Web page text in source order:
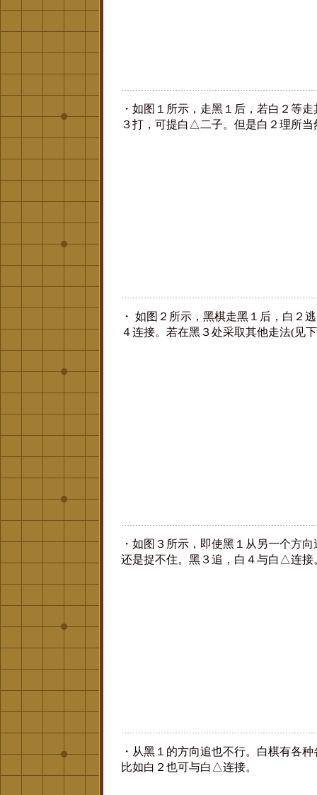
・如图１所示，走黑１后，若白２等
３打，可提白△二子。但是白２理所当
・ 如图２所示，黑棋走黑１后，白２
４连接。若在黑３处采取其他走法(见
・如图３所示，即使黑１从另一个方
还是捉不住。黑３追，白４与白△连接
・从黑１的方向追也不行。白棋有各
比如白２也可与白△连接。